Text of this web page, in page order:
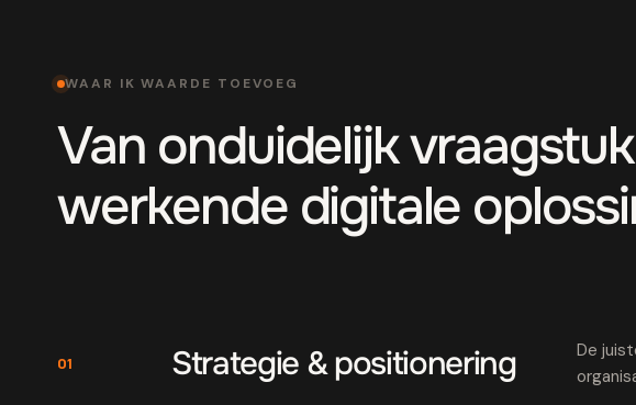
WAAR IK WAARDE TOEVOEG
Van onduidelijk
werkende digitale
01 Strategie & positionering
De